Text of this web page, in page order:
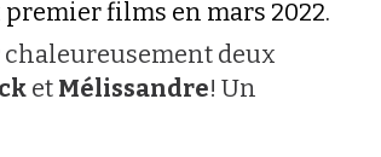
films en mars 2022.
deux
et Mélissandre! Un